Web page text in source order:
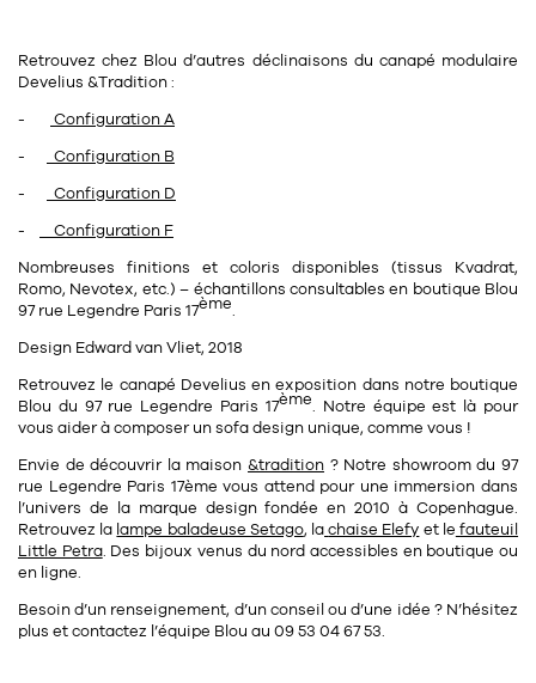
accessoire116
Retrouvez chez Blou d’autres déclinaisons du canapé modulaire
Develius &Tradition :
-
Configuration A
-
Configuration B
-
Configuration D
-
Configuration F
Nombreuses finitions et coloris disponibles (tissus Kvadrat,
Romo, Nevotex, etc.) – échantillons consultables en boutique Blou
97 rue Legendre Paris 17ème.
Design Edward van Vliet, 2018
Retrouvez le canapé Develius en exposition dans notre boutique
Blou du 97 rue Legendre Paris 17ème. Notre équipe est là pour
vous aider à composer un sofa design unique, comme vous !
Envie de découvrir la maison &tradition ? Notre showroomdu97
rue Legendre Paris 17ème vous attend pour une immersion dans
l’univers de la marque design fondée en 2010 à Copenhague.
Retrouvez la lampe baladeuse Setago, lachaise Elefy et le fauteuil
Little Petra. Des bijoux venus du nord accessibles en boutique ou
en ligne.
Besoin d’un renseignement, d’un conseil ou d’une idée ? N’hésitez
plus et contactez l’équipe Blou au 09 53 04 67 53.